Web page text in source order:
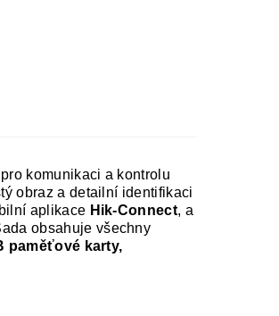
komunikaci a kontrolu
obraz a detailní identifikaci
aplikace Hik-Connect, a
obsahuje všechny
paměťové karty,